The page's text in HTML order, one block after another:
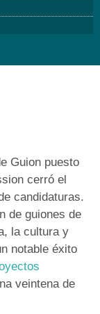
Guion puesto
cerró el
candidaturas.
de guiones de
la cultura y
notable éxito
veintena de